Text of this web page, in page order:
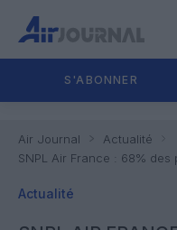
S'ABONNER
Air Journal
Actualité
SNPL Air France : 68%
Actualité